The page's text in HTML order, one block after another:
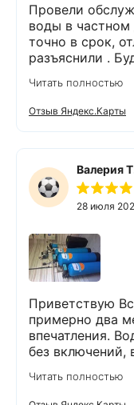
Провели
воды в частном доме .
точно в срок,
разъяснили .
Читать полностью
Отзыв Яндекс.Карты
Валерия
28 июля
Приветствую Всех! Приобрел
примерно два месяца назад, уже есть
впечатления. Вода после очистки без запаха,
без включений,
работает.
размеры,
Читать полностью